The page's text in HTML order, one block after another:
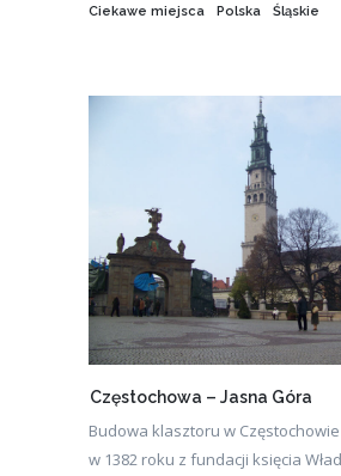
Ciekawe miejsca Polska Śląskie
Częstochowa – Jasna Góra
Budowa klasztoru w
w 1382 roku z fundacji księcia